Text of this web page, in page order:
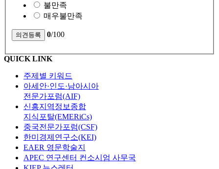
불만족
매우불만족
0/100
QUICK LINK
주제별 키워드
아세안·인도·남아시아
전문가포럼(AIF)
신흥지역정보종합
지식포탈(EMERiCs)
중국전문가포럼(CSF)
한미경제연구소(KEI)
EAER 영문학술지
APEC 연구센터 컨소시엄 사무국